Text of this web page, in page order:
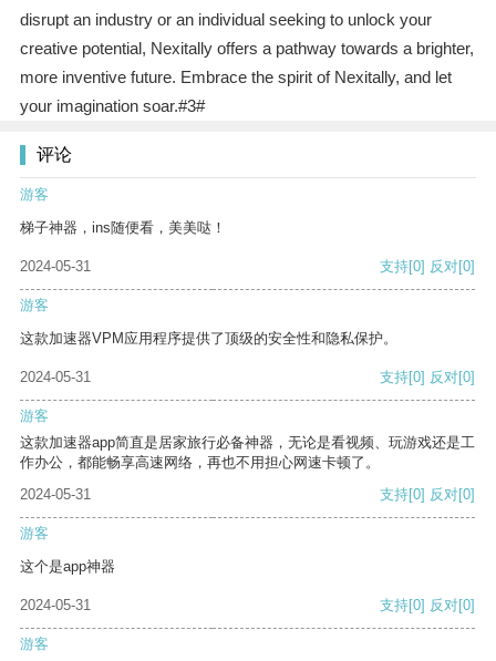
disrupt an industry or an individual seeking to unlock your
creative potential, Nexitally offers a pathway towards a brighter,
more inventive future. Embrace the spirit of Nexitally, and let
your imagination soar.#3#
评论
游客
梯子神器，ins随便看，美美哒！
2024-05-31 支持[0] 反对[0]
游客
这款加速器VPM应用程序提供了顶级的安全性和隐私保护。
2024-05-31 支持[0] 反对[0]
游客
这款加速器app简直是居家旅行必备神器，无论是看视频、玩游戏还是工
作办公，都能畅享高速网络，再也不用担心网速卡顿了。
2024-05-31
支持[0] 反对[0]
游客
这个是app神器
2024-05-31 支持[0] 反对[0]
游客